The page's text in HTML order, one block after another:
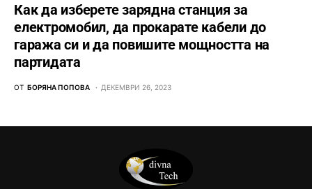
Как да изберете зарядна станция за
електромобил, да прокарате кабели до
гаража си и да повишите мощността на
партидата
ОТ БОРЯНА ПОПОВА ДЕКЕМВРИ 26, 2023